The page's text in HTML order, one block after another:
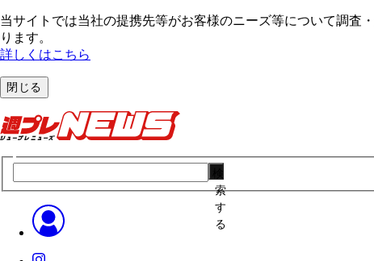
当サイトでは当社の提携先等がお客様のニーズ等について調査
ります。
詳しくはこちら
閉じる
索
す
る